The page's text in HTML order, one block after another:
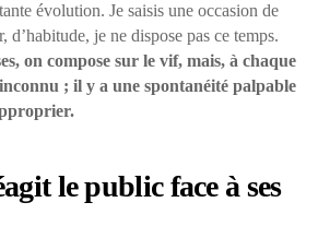
évolution. Je saisis une occasion de
d’habitude, je ne dispose pas ce temps.
on compose sur le vif, mais, à chaque
; il y a une spontanéité palpable
le public face à ses